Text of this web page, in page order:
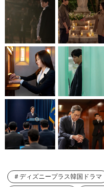
ディズニープラス韓国ドラマ